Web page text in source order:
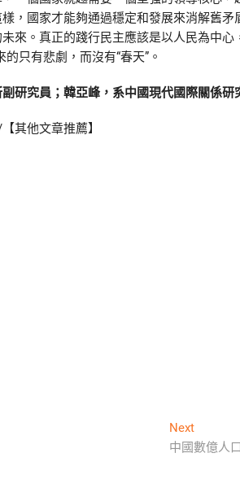
，國家才能夠通過穩定和發展來消解舊矛
來。真正的踐行民主應該是以人民為中心
只有悲劇，而沒有“春天”。
究員；韓亞峰，系中國現代國際關係研
其他文章推薦】
NextNext
post:
中國數億人